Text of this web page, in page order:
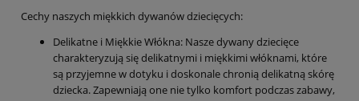
Cechy naszych miękkich dywanów dziecięcych:
Delikatne i Miękkie Włókna: Nasze dywany dziecięce
charakteryzują się delikatnymi i miękkimi włóknami, które
są przyjemne w dotyku i doskonale chronią delikatną skórę
dziecka. Zapewniają one nie tylko komfort podczas zabawy,